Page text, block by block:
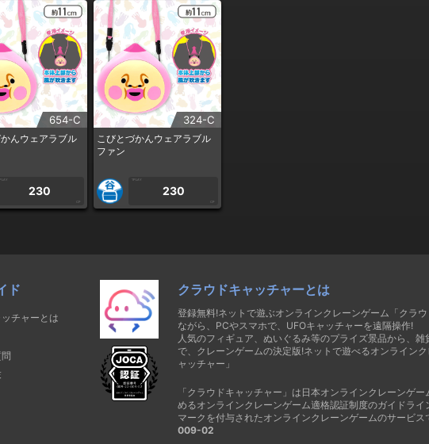
654-C
んウェアラブル
1PLAY
230
CP
324-C
こびとづかんウェアラブル
ファン
1PLAY
230
CP
ド
チャーとは
クラウドキャッチャーとは
登録無料!ネットで遊ぶオンラインクレーンゲーム「クラ
ながら、PCやスマホで、UFOキャッチャーを遠隔操作!
人気のフィギュア、ぬいぐるみ等のプライズ景品から、雑
で、クレーンゲームの決定版!ネットで遊べるオンライン
ャッチャー」
「クラウドキャッチャー」は日本オンラインクレーンゲ
めるオンラインクレーンゲーム適格認証制度のガイドライ
マークを付与されたオンラインクレーンゲームのサービス
009-02